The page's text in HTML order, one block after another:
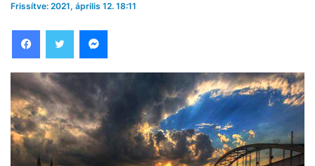
Frissítve: 2021, április 12. 18:11